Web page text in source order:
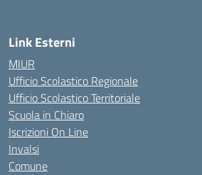
Link Esterni
MIUR
Ufficio Scolastico Regionale
Ufficio Scolastico Territoriale
Scuola in Chiaro
Iscrizioni On Line
Invalsi
Comune